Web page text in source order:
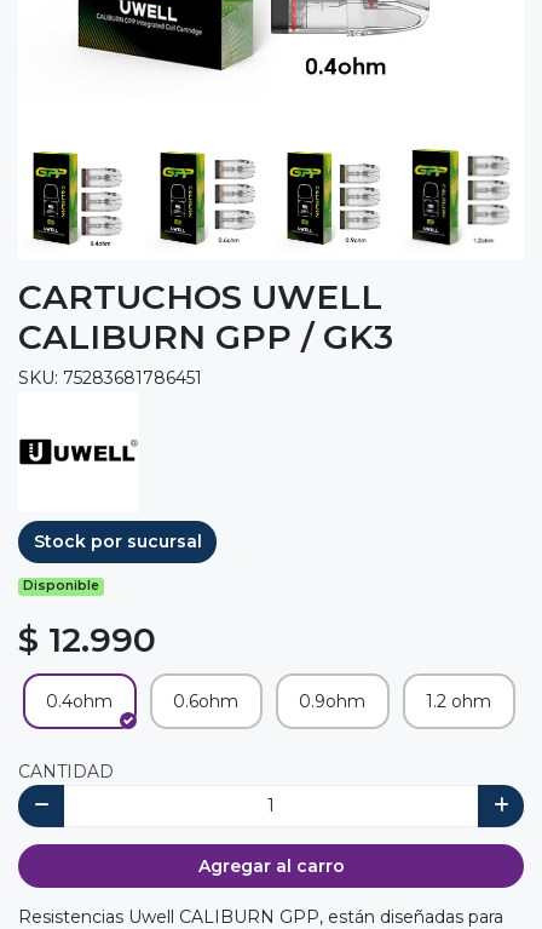
CARTUCHOS UWELL
CALIBURN GPP / GK3
SKU: 75283681786451
Stock por sucursal
Disponible
$ 12.990
0.4ohm 0.6ohm 0.9ohm 1.2 ohm
CANTIDAD
Agregar al carro
Resistencias Uwell CALIBURN GPP, están diseñadas para